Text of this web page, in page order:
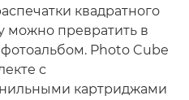
квадратного
можно превратить в
Photo Cube
с
картриджами